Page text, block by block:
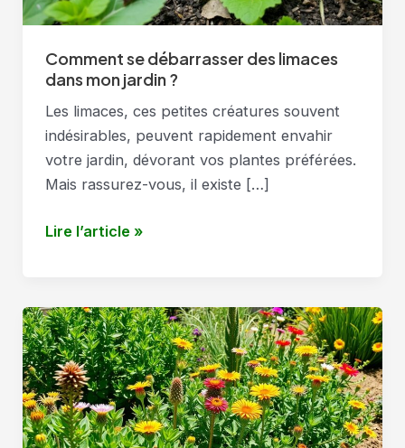
Comment se débarrasser des limaces
dans mon jardin ?
Les limaces, ces petites créatures souvent
indésirables, peuvent rapidement envahir
votre jardin, dévorant vos plantes préférées.
Mais rassurez-vous, il existe […]
Comment
des
limaces
dans
mon
jardin
?
Lire l’article »